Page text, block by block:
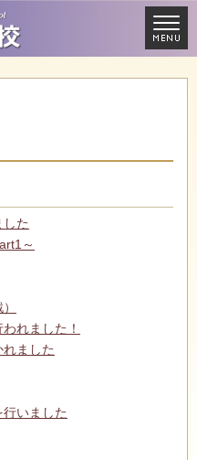
た
～
れました！
れました
いました